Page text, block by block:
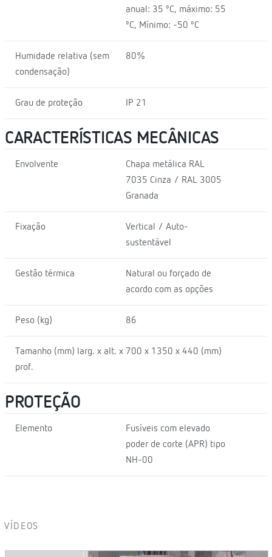
anual: 35 ºC, máximo: 55
ºC, Mínimo: -50 ºC
Humidade relativa (sem
condensação)
80%
Grau de proteção IP 21
CARACTERÍSTICAS MECÂNICAS
Envolvente
Chapa metálica RAL
7035 Cinza / RAL 3005
Granada
Fixação
Vertical / Auto-
sustentável
Gestão térmica
Natural ou forçado de
acordo com as opções
Peso (kg) 86
Tamanho (mm) larg. x alt. x
prof.
700 x 1350 x 440 (mm)
PROTEÇÃO
Elemento
Fusíveis com elevado
poder de corte (APR) tipo
NH-00
VÍDEOS